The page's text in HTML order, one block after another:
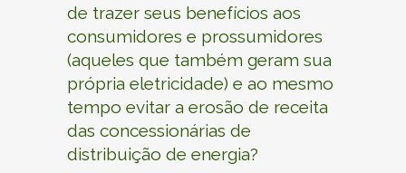
de trazer seus benefícios aos
consumidores e prossumidores
(aqueles que também geram sua
própria eletricidade) e ao mesmo
tempo evitar a erosão de receita
das concessionárias de
distribuição de energia?